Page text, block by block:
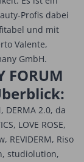
Profis dabei
und mit
Valente,
GmbH.
FORUM
DERMA 2.0, da
LOVE ROSE,
REVIDERM, Riso
studiolution,